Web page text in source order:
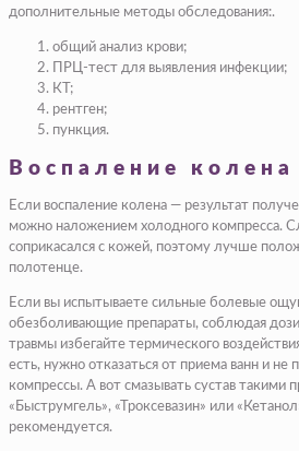
дополнительные методы обследования:.
общий анализ крови;
ПРЦ-тест для выявления инфекции;
КТ;
рентген;
пункция.
Воспаление
Если воспаление колена — результат
можно наложением холодного компресса.
соприкасался с кожей, поэтому лучше
полотенце.
Если вы испытываете сильные болевые
обезболивающие препараты, соблюдая
травмы избегайте термического
есть, нужно отказаться от приема ванн и не
компрессы. А вот смазывать сустав такими
«Быструмгель», «Троксевазин» или
рекомендуется.